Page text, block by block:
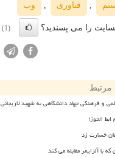
, فناوری , وب
را می پسندید؟ (1)
مرتبط
و فرهنگی جهاد دانشگاهی به شهید لاریجانی
الجوزا
با آلزایمر مقابله می کند